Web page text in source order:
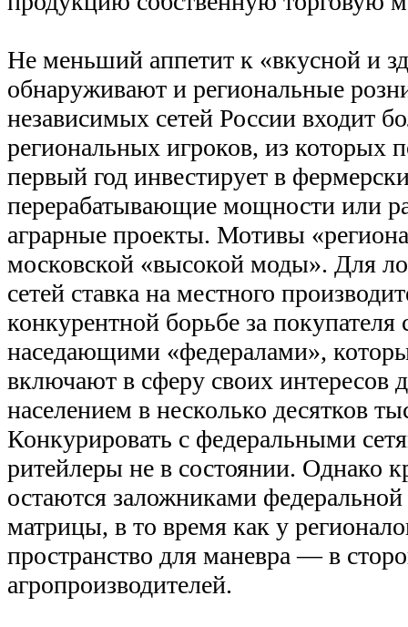
Не меньший аппетит к «вкусной и
обнаруживают и региональные
независимых сетей России входит
региональных игроков, из которых
первый год инвестирует в
перерабатывающие мощности или
аграрные проекты. Мотивы
московской «высокой моды». Для
сетей ставка на местного
конкурентной борьбе за покупателя
наседающими «федералами»,
включают в сферу своих интересов
населением в несколько десятков
Конкурировать с федеральными
ритейлеры не в состоянии. Однако
остаются заложниками
матрицы, в то время как у
пространство для маневра — в
агропроизводителей.